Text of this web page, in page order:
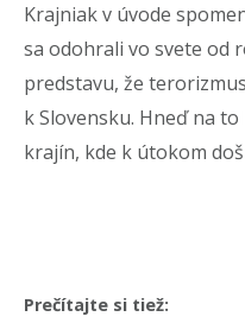
Krajniak v úvode
sa odohrali vo svete od
predstavu, že
k Slovensku. Hneď na
krajín, kde k útokom
Prečítajte si tiež: